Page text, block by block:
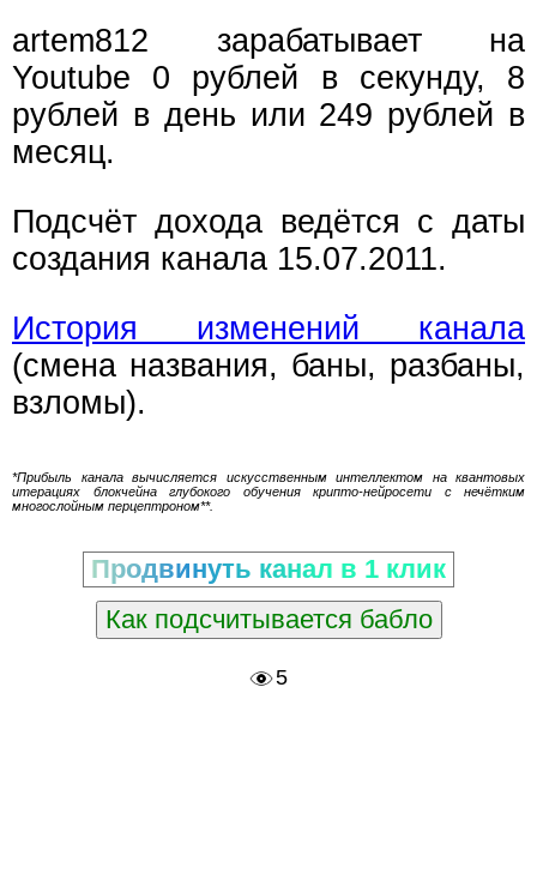
artem812 зарабатывает на
Youtube 0 рублей в секунду, 8
рублей в день или 249 рублей в
месяц.
Подсчёт дохода ведётся с даты
создания канала 15.07.2011.
История изменений канала
(смена названия, баны, разбаны,
взломы).
*Прибыль канала вычисляется искусственным интеллектом на квантовых
итерациях блокчейна глубокого обучения крипто-нейросети с нечётким
многослойным перцептроном**.
Продвинуть канал в 1 клик
Как подсчитывается бабло
5